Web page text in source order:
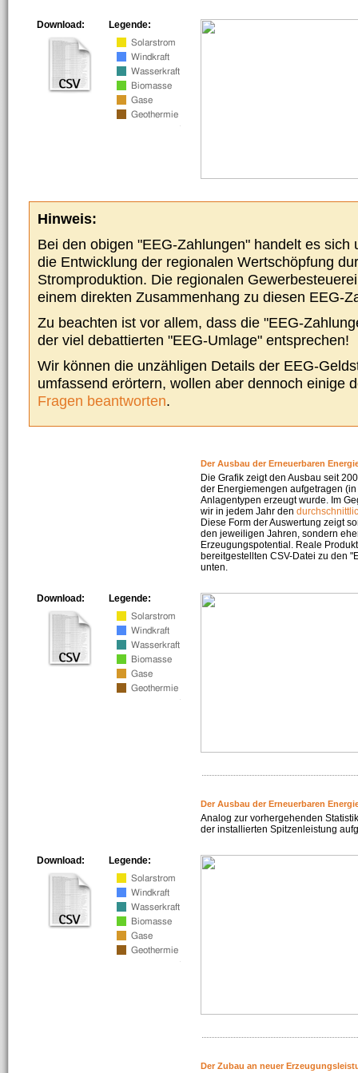
Legende:
Download:
Hinweis:
Bei den obigen "EEG-Zahlungen" handelt es sich
die Entwicklung der regionalen Wertschöpfung
Stromproduktion. Die regionalen
einem direkten Zusammenhang zu diesen EEG-
Zu beachten ist vor allem, dass die "EEG-
der viel debattierten "EEG-Umlage" entsprechen!
Wir können die unzähligen Details der EEG-
umfassend erörtern, wollen aber dennoch einige
Fragen beantworten.
Der Ausbau der Erneuerbaren
Die Grafik zeigt den Ausbau seit
der Energiemengen aufgetragen
Anlagentypen erzeugt wurde. Im
wir in jedem Jahr den
Diese Form der Auswertung zeigt
den jeweiligen Jahren, sondern
Erzeugungspotential. Reale
bereitgestellten CSV-Datei zu den
unten.
Legende:
Download:
Der Ausbau der Erneuerbaren
Analog zur vorhergehenden
der installierten Spitzenleistung
Legende:
Download:
Der Zubau an neuer